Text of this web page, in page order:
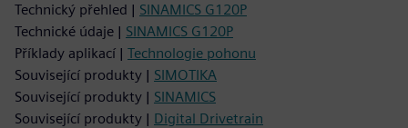
Technický přehled | SINAMICS G120P
Technické údaje | SINAMICS G120P
Příklady aplikací | Technologie pohonu
Související produkty | SIMOTIKA
Související produkty | SINAMICS
Související produkty | Digital Drivetrain